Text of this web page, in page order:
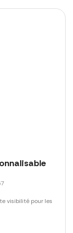
visibilité pour les